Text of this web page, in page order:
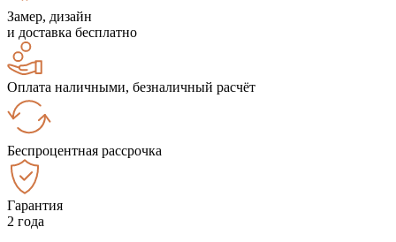
Замер, дизайн
и доставка бесплатно
Оплата наличными, безналичный расчёт
Беспроцентная рассрочка
Гарантия
2 года